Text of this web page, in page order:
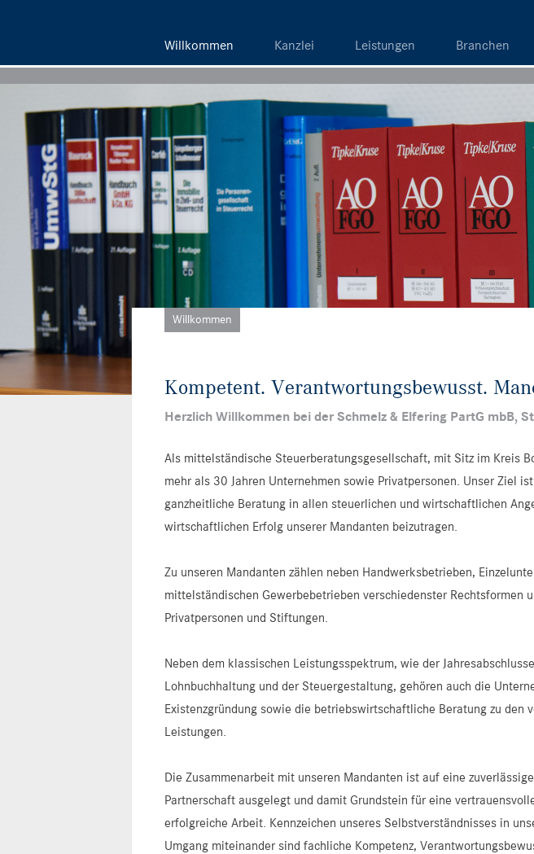
Willkommen Kanzlei Leistungen Branchen
Willkommen
Kompetent. Verantwortungsbewusst.
Herzlich Willkommen bei der Schmelz & Elfering PartG mbB,
Als mittelständische Steuerberatungsgesellschaft, mit Sitz im Kreis
mehr als 30 Jahren Unternehmen sowie Privatpersonen. Unser Ziel
ganzheitliche Beratung in allen steuerlichen und wirtschaftlichen
wirtschaftlichen Erfolg unserer Mandanten beizutragen.
Zu unseren Mandanten zählen neben Handwerksbetrieben,
mittelständischen Gewerbebetrieben verschiedenster Rechtsformen
Privatpersonen und Stiftungen.
Neben dem klassischen Leistungsspektrum, wie der
Lohnbuchhaltung und der Steuergestaltung, gehören auch die
Existenzgründung sowie die betriebswirtschaftliche Beratung zu den
Leistungen.
Die Zusammenarbeit mit unseren Mandanten ist auf eine
Partnerschaft ausgelegt und damit Grundstein für eine
erfolgreiche Arbeit. Kennzeichen unseres Selbstverständnisses in
Umgang miteinander sind fachliche Kompetenz,